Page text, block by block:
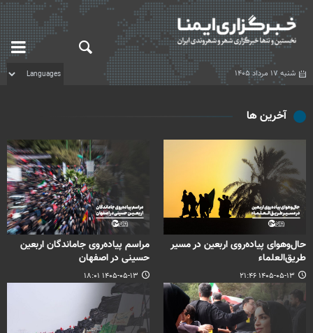
شنبه ۱۷ مرداد ۱۴۰۵
آخرین ها
حال‌وهوای پیاده‌روی اربعین در مسیر
طریق‌العلماء
۱۴۰۵-۰۵-۱۳ ۲۱:۴۶
مراسم پیاده‌روی جاماندگان اربعین
حسینی در اصفهان
۱۴۰۵-۰۵-۱۳ ۱۸:۰۱